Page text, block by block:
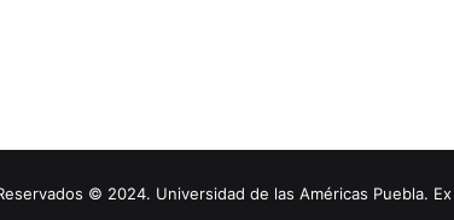
© 2024. Universidad de las Américas Puebla.